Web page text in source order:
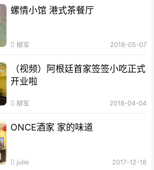
螺情小馆 港式茶餐厅
柳军 2018-05-07
（视频）阿根廷首家签签小吃正式
开业啦
柳军 2018-04-04
ONCE酒家 家的味道
julie 2017-12-18